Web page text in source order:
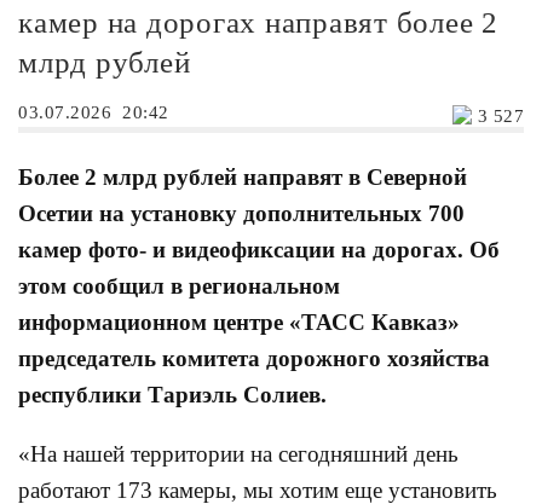
камер на дорогах направят более 2
млрд рублей
03.07.2026 20:42 3 527
Более 2 млрд рублей направят в Северной
Осетии на установку дополнительных 700
камер фото- и видеофиксации на дорогах. Об
этом сообщил в региональном
информационном центре «ТАСС Кавказ»
председатель комитета дорожного хозяйства
республики Тариэль Солиев.
«На нашей территории на сегодняшний день
работают 173 камеры, мы хотим еще установить